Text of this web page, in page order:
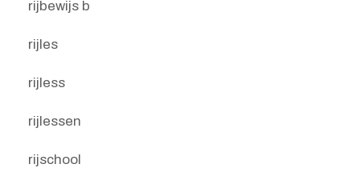
rijbewijs b
rijles
rijless
rijlessen
rijschool